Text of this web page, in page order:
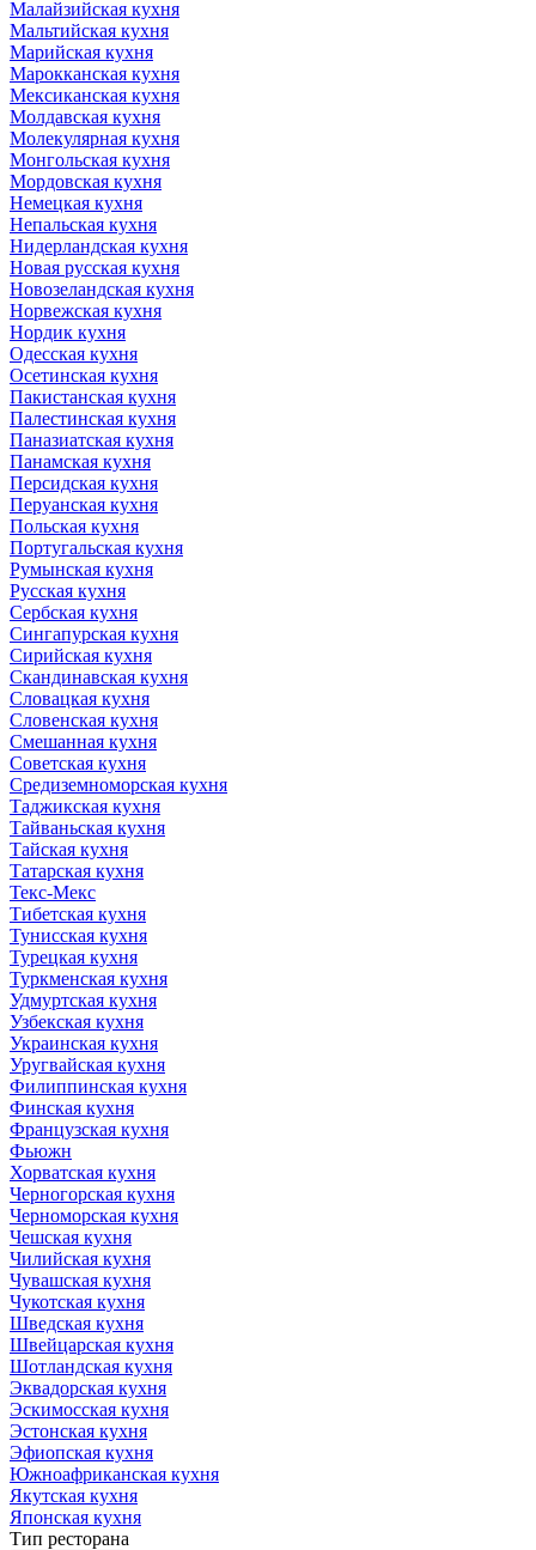
Малайзийская кухня
Мальтийская кухня
Марийская кухня
Марокканская кухня
Мексиканская кухня
Молдавская кухня
Молекулярная кухня
Монгольская кухня
Мордовская кухня
Немецкая кухня
Непальская кухня
Нидерландская кухня
Новая русская кухня
Новозеландская кухня
Норвежская кухня
Нордик кухня
Одесская кухня
Осетинская кухня
Пакистанская кухня
Палестинская кухня
Паназиатская кухня
Панамская кухня
Персидская кухня
Перуанская кухня
Польская кухня
Португальская кухня
Румынская кухня
Русская кухня
Сербская кухня
Сингапурская кухня
Сирийская кухня
Скандинавская кухня
Словацкая кухня
Словенская кухня
Смешанная кухня
Советская кухня
Средиземноморская кухня
Таджикская кухня
Тайваньская кухня
Тайская кухня
Татарская кухня
Текс-Мекс
Тибетская кухня
Тунисская кухня
Турецкая кухня
Туркменская кухня
Удмуртская кухня
Узбекская кухня
Украинская кухня
Уругвайская кухня
Филиппинская кухня
Финская кухня
Французская кухня
Фьюжн
Хорватская кухня
Черногорская кухня
Черноморская кухня
Чешская кухня
Чилийская кухня
Чувашская кухня
Чукотская кухня
Шведская кухня
Швейцарская кухня
Шотландская кухня
Эквадорская кухня
Эскимосская кухня
Эстонская кухня
Эфиопская кухня
Южноафриканская кухня
Якутская кухня
Японская кухня
Тип ресторана